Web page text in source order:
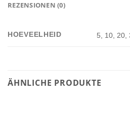
REZENSIONEN (0)
HOEVEELHEID 5, 10, 20,
ÄHNLICHE PRODUKTE